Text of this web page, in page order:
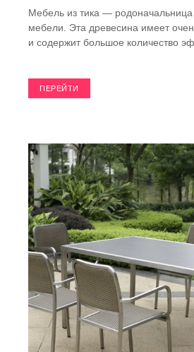
Мебель из тика — родоначальница
мебели. Эта древесина имеет
и содержит большое количество
ПЕРЕЙТИ